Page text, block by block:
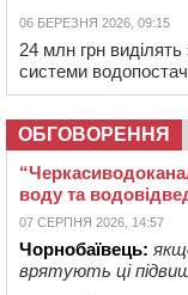
06 БЕРЕЗНЯ 2026, 09:15
24 млн грн
системи
ОБГОВОРЕННЯ
воду та
07 СЕРПНЯ 2026, 14:57
Чорнобаївець:
врятують ці